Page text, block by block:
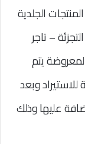
الجلدية
– تاجر
يتم
وبعد
عليها وذلك